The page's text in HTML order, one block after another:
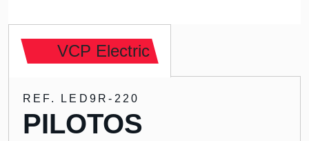
VCP Electric
REF. LED9R-220
PILOTOS